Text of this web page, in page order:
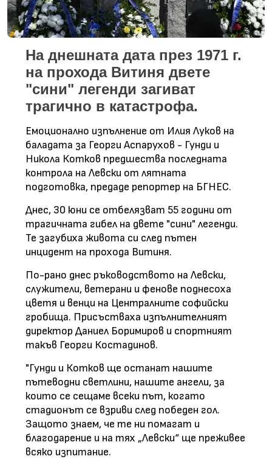
На днешната дата през 1971 г.
на прохода Витиня двете
"сини" легенди загиват
трагично в катастрофа.
Емоционално изпълнение от Илия Луков на
баладата за Георги Аспарухов - Гунди и
Никола Котков предшества последната
контрола на Левски от лятната
подготовка, предаде репортер на БГНЕС.
Днес, 30 юни се отбелязват 55 години от
трагичната гибел на двете "сини" легенди.
Те загубиха живота си след пътен
инцидент на прохода Витиня.
По-рано днес ръководството на Левски,
служители, ветерани и фенове поднесоха
цветя и венци на Централните софийски
гробища. Присъстваха изпълнителният
директор Даниел Боримиров и спортният
такъв Георги Костадинов.
"Гунди и Котков ще останат нашите
пътеводни светлини, нашите ангели, за
които се сещаме всеки път, когато
стадионът се взриви след победен гол.
Защото знаем, че те ни помагат и
благодарение и на тях „Левски“ ще преживее
всяко изпитание.